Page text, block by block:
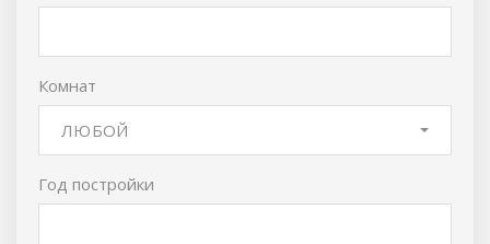
Комнат
ЛЮБОЙ
Год постройки